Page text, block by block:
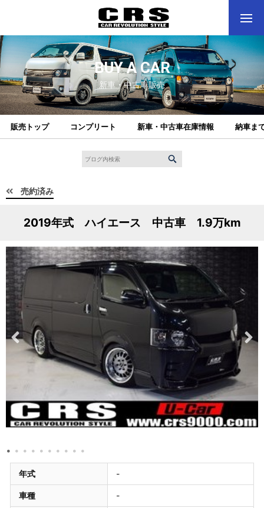
BUY A CAR
新車・中古車販売
販売トップ コンプリート 新車・中古車在庫情報 納車ま
売約済み
2019年式 ハイエース 中古車 1.9万km
年式 -
車種 -